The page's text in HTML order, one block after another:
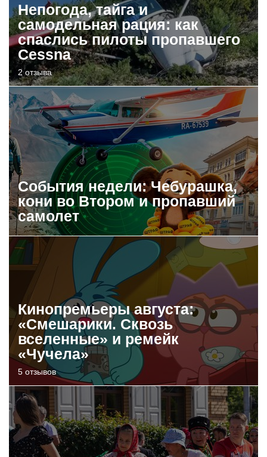
Непогода, тайга и
самодельная рация: как
спаслись пилоты пропавшего
Cessna
2 отзыва
События недели: Чебурашка,
кони во Втором и пропавший
самолет
Кинопремьеры августа:
«Смешарики. Сквозь
вселенные» и ремейк
«Чучела»
5 отзывов